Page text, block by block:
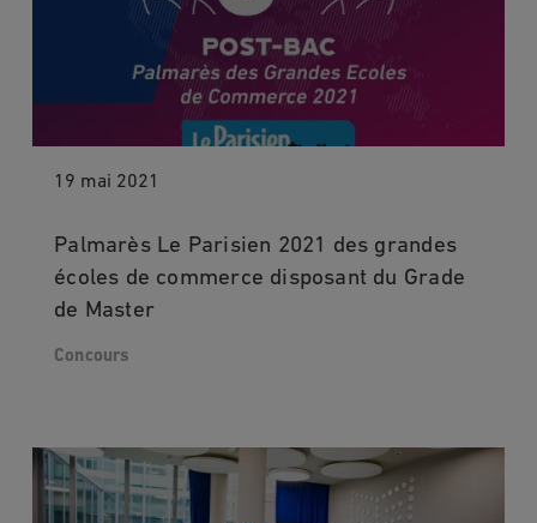
19 mai 2021
Palmarès Le Parisien 2021 des grandes
écoles de commerce disposant du Grade
de Master
Concours